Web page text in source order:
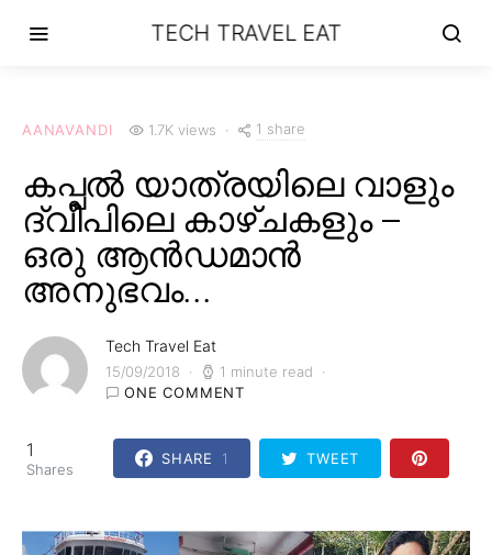
TECH TRAVEL EAT
AANAVANDI 1.7K views 1 share
കപ്പൽ യാത്രയിലെ വാളും
ദ്വീപിലെ കാഴ്ചകളും –
ഒരു ആൻഡമാൻ
അനുഭവം…
Tech Travel Eat
15/09/2018
1 minute read
ONE COMMENT
1
Shares
SHARE 1 TWEET